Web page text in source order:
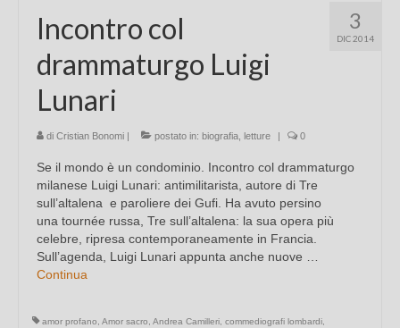
3
DIC 2014
Incontro col
drammaturgo Luigi
Lunari
di Cristian Bonomi | postato in: biografia letture | 0
Se il mondo è un condominio. Incontro col drammaturgo
milanese Luigi Lunari: antimilitarista, autore di Tre
sull’altalena e paroliere dei Gufi. Ha avuto persino
una tournée russa, Tre sull’altalena: la sua opera più
celebre, ripresa contemporaneamente in Francia.
Sull’agenda, Luigi Lunari appunta anche nuove …
Continua
amor profano Amor sacro Andrea Camilleri commediografi lombardi